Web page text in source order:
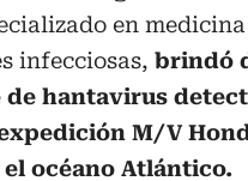
en
infecciosas, brindó
hantavirus
M/V
océano Atlántico.